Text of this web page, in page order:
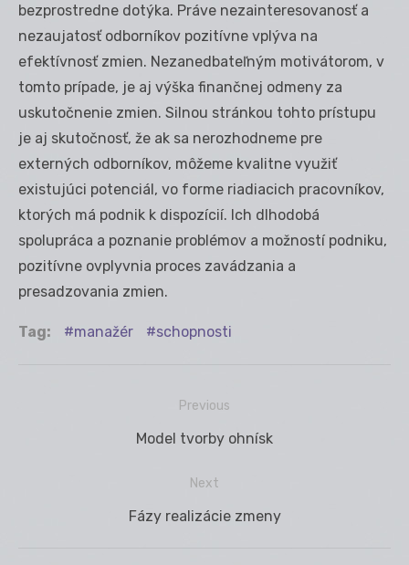
bezprostredne dotýka. Práve nezainteresovanosť a
nezaujatosť odborníkov pozitívne vplýva na
efektívnosť zmien. Nezanedbateľným motivátorom, v
tomto prípade, je aj výška finančnej odmeny za
uskutočnenie zmien. Silnou stránkou tohto prístupu
je aj skutočnosť, že ak sa nerozhodneme pre
externých odborníkov, môžeme kvalitne využiť
existujúci potenciál, vo forme riadiacich pracovníkov,
ktorých má podnik k dispozícií. Ich dlhodobá
spolupráca a poznanie problémov a možností podniku,
pozitívne ovplyvnia proces zavádzania a
presadzovania zmien.
Tag: manažér schopnosti
Previous
Previous
Model tvorby ohnísk
Next
Next
Fázy realizácie zmeny